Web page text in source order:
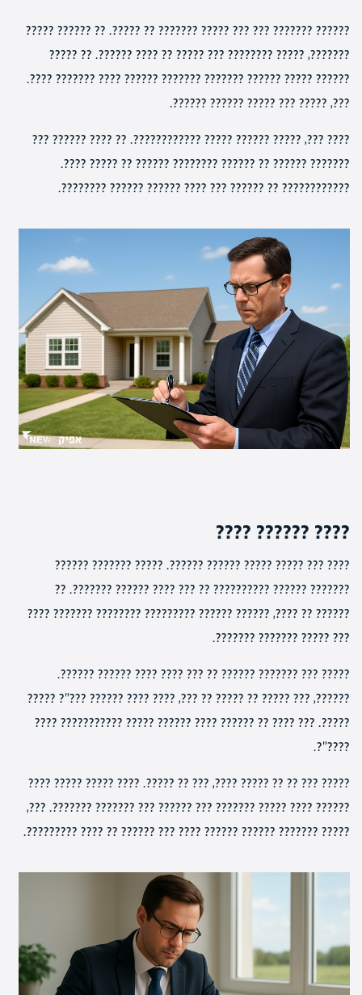
?????? ??????? ??? ??? ????? ??????? ?? ?????. ?? ?????? ?????
???????, ????? ???????? ??? ????? ?? ???? ??????. ?? ?????
?????? ????? ?????? ??????? ??????? ?????? ???? ??????? ????.
???, ????? ??? ????? ?????? ??????.
???? ???, ????? ?????? ????? ????????????. ?? ???? ?????? ???
??????? ?????? ?? ?????? ???????? ?????? ?? ????? ????.
???????????? ?? ?????? ??? ???? ?????? ?????? ????????.
???? ?????? ????
???? ??? ????? ????? ?????? ??????. ????? ??????? ??????
??????? ?????? ?????????? ?? ??? ???? ?????? ???????. ??
?????? ?? ????, ?????? ?????? ????????? ???????? ??????? ????
??? ????? ??????? ???????.
????? ??? ??????? ?????? ?? ??? ???? ???? ?????? ??????.
??????, ??? ????? ?? ????? ?? ???, ???? ???? ?????? ???"? ?????
?????. ??? ???? ?? ?????? ???? ?????? ????? ??????????? ????
????"?.
????? ??? ?? ?? ????? ????, ??? ?? ?????. ???? ????? ????? ????
?????? ???? ????? ??????? ??? ?????? ??? ??????? ???????. ???,
????? ??????? ?????? ?????? ???? ??? ?????? ?? ???? ?????????.